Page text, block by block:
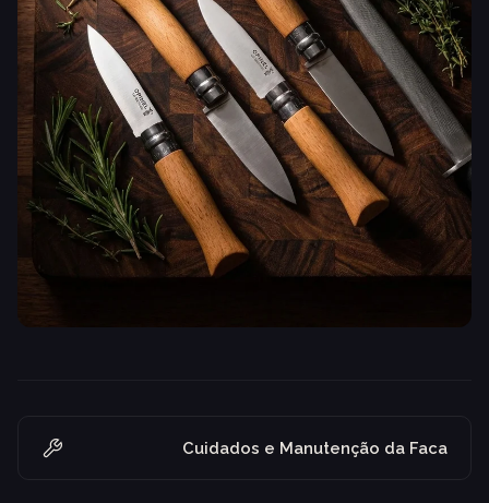
Cuidados e Manutenção da Faca